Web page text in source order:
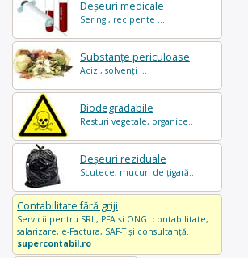
Deșeuri medicale
Seringi, recipente ...
Substanțe periculoase
Acizi, solvenți ...
Biodegradabile
Resturi vegetale, organice..
Deșeuri reziduale
Scutece, mucuri de țigară..
Contabilitate fără griji
Servicii pentru SRL, PFA și ONG: contabilitate,
salarizare, e-Factura, SAF-T și consultanță.
supercontabil.ro